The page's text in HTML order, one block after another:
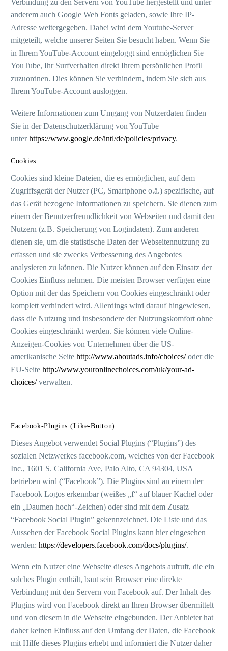
Verbindung zu den Servern von YouTube hergestellt und unter
anderem auch Google Web Fonts geladen, sowie Ihre IP-
Adresse weitergegeben. Dabei wird dem Youtube-Server
mitgeteilt, welche unserer Seiten Sie besucht haben. Wenn Sie
in Ihrem YouTube-Account eingeloggt sind ermöglichen Sie
YouTube, Ihr Surfverhalten direkt Ihrem persönlichen Profil
zuzuordnen. Dies können Sie verhindern, indem Sie sich aus
Ihrem YouTube-Account ausloggen.
Weitere Informationen zum Umgang von Nutzerdaten finden
Sie in der Datenschutzerklärung von YouTube
unterhttps://www.google.de/intl/de/policies/privacy.
Cookies
Cookies sind kleine Dateien, die es ermöglichen, auf dem
Zugriffsgerät der Nutzer (PC, Smartphone o.ä.) spezifische, auf
das Gerät bezogene Informationen zu speichern. Sie dienen zum
einem der Benutzerfreundlichkeit von Webseiten und damit den
Nutzern (z.B. Speicherung von Logindaten). Zum anderen
dienen sie, um die statistische Daten der Webseitennutzung zu
erfassen und sie zwecks Verbesserung des Angebotes
analysieren zu können. Die Nutzer können auf den Einsatz der
Cookies Einfluss nehmen. Die meisten Browser verfügen eine
Option mit der das Speichern von Cookies eingeschränkt oder
komplett verhindert wird. Allerdings wird darauf hingewiesen,
dass die Nutzung und insbesondere der Nutzungskomfort ohne
Cookies eingeschränkt werden. Sie können viele Online-
Anzeigen-Cookies von Unternehmen über die US-
amerikanische Seite http://www.aboutads.info/choices/oder die
EU-Seite http://www.youronlinechoices.com/uk/your-ad-
choices/verwalten.
Facebook-Plugins (Like-Button)
Dieses Angebot verwendet Social Plugins (“Plugins”) des
sozialen Netzwerkes facebook.com, welches von der Facebook
Inc., 1601 S. California Ave, Palo Alto, CA 94304, USA
betrieben wird (“Facebook”). Die Plugins sind an einem der
Facebook Logos erkennbar (weißes „f“ auf blauer Kachel oder
ein „Daumen hoch“-Zeichen) oder sind mit dem Zusatz
“Facebook Social Plugin” gekennzeichnet. Die Liste und das
Aussehen der Facebook Social Plugins kann hier eingesehen
werden: https://developers.facebook.com/docs/plugins/.
Wenn ein Nutzer eine Webseite dieses Angebots aufruft, die ein
solches Plugin enthält, baut sein Browser eine direkte
Verbindung mit den Servern von Facebook auf. Der Inhalt des
Plugins wird von Facebook direkt an Ihren Browser übermittelt
und von diesem in die Webseite eingebunden. Der Anbieter hat
daher keinen Einfluss auf den Umfang der Daten, die Facebook
mit Hilfe dieses Plugins erhebt und informiert die Nutzer daher